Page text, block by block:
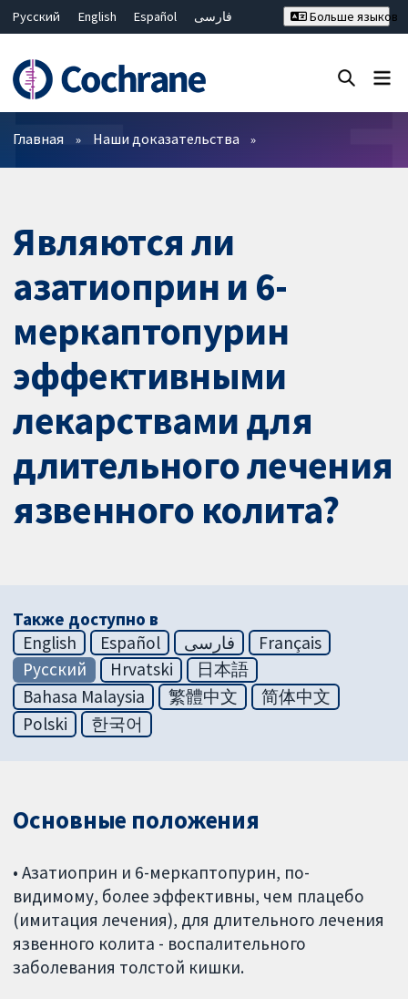
Русский English Español
فارسی
Bahasa Malaysia
ไทย
繁體中文
简体中文
Больше языков
Фильтры
Главная Наши доказательства
Являются ли
азатиоприн и 6-
меркаптопурин
эффективными
лекарствами для
длительного лечения
язвенного колита?
Также доступно в
English
Español فارسی
Français
Русский
Hrvatski
日本語
Bahasa Malaysia
繁體中文
简体中文
Polski
한국어
Основные положения
• Азатиоприн и 6-меркаптопурин, по-
видимому, более эффективны, чем плацебо
(имитация лечения), для длительного лечения
язвенного колита - воспалительного
заболевания толстой кишки.